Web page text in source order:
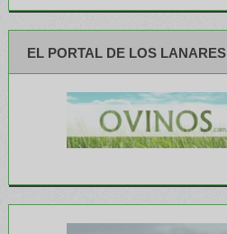
EL PORTAL DE LOS LANARES